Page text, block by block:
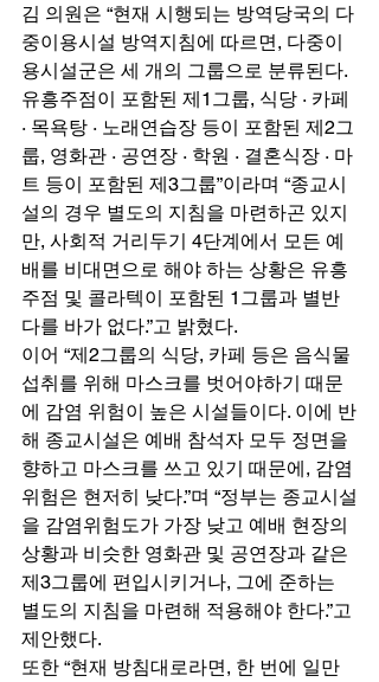
김 의원은 “현재 시행되는 방역당국의 다
중이용시설 방역지침에 따르면, 다중이
용시설군은 세 개의 그룹으로 분류된다.
유흥주점이 포함된 제1그룹, 식당 · 카페
· 목욕탕 · 노래연습장 등이 포함된 제2그
룹, 영화관 · 공연장 · 학원 · 결혼식장 · 마
트 등이 포함된 제3그룹”이라며 “종교시
설의 경우 별도의 지침을 마련하곤 있지
만, 사회적 거리두기 4단계에서 모든 예
배를 비대면으로 해야 하는 상황은 유흥
주점 및 콜라텍이 포함된 1그룹과 별반
다를 바가 없다.”고 밝혔다.
이어 “제2그룹의 식당, 카페 등은 음식물
섭취를 위해 마스크를 벗어야하기 때문
에 감염 위험이 높은 시설들이다. 이에 반
해 종교시설은 예배 참석자 모두 정면을
향하고 마스크를 쓰고 있기 때문에, 감염
위험은 현저히 낮다.”며 “정부는 종교시설
을 감염위험도가 가장 낮고 예배 현장의
상황과 비슷한 영화관 및 공연장과 같은
제3그룹에 편입시키거나, 그에 준하는
별도의 지침을 마련해 적용해야 한다.”고
제안했다.
또한 “현재 방침대로라면, 한 번에 일만